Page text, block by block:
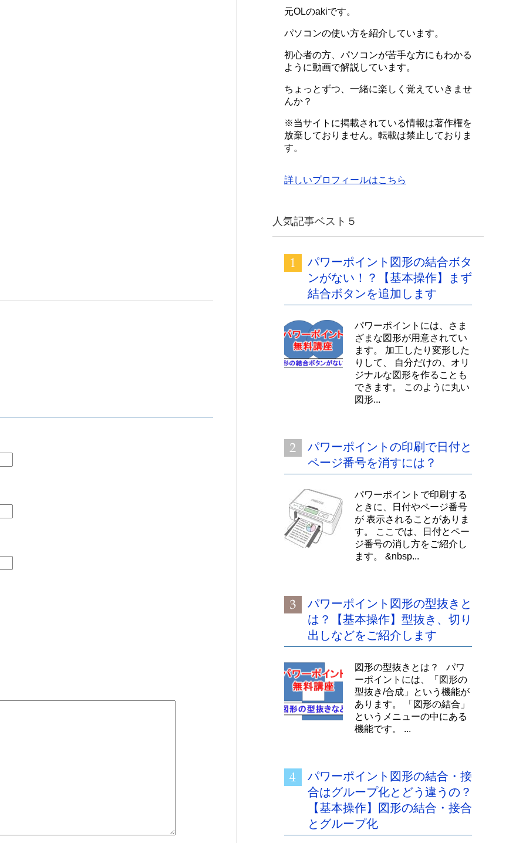
元OLのakiです。
パソコンの使い方を紹介しています。
初心者の方、パソコンが苦手な方にもわかる
ように動画で解説しています。
ちょっとずつ、一緒に楽しく覚えていきませ
んか？
※当サイトに掲載されている情報は著作権を
放棄しておりません。転載は禁止しておりま
す。
詳しいプロフィールはこちら
人気記事ベスト５
パワーポイント図形の結合ボタ
ンがない！？【基本操作】まず
結合ボタンを追加します
パワーポイントには、さま
ざまな図形が用意されてい
ます。 加工したり変形した
りして、 自分だけの、オリ
ジナルな図形を作ることも
できます。 このように丸い
図形...
パワーポイントの印刷で日付と
ページ番号を消すには？
パワーポイントで印刷する
ときに、日付やページ番号
が 表示されることがありま
す。 ここでは、日付とペー
ジ番号の消し方をご紹介し
ます。 &nbsp...
パワーポイント図形の型抜きと
は？【基本操作】型抜き、切り
出しなどをご紹介します
図形の型抜きとは？ パワ
ーポイントには、「図形の
型抜き/合成」という機能が
あります。 「図形の結合」
というメニューの中にある
機能です。 ...
パワーポイント図形の結合・接
合はグループ化とどう違うの？
【基本操作】図形の結合・接合
とグループ化